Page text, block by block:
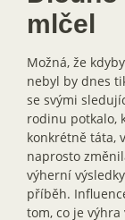
mlčel
Možná, že
nebyl by dnes
se svými
rodinu potkalo,
konkrétně táta,
naprosto
výherní
příběh.
tom, co je